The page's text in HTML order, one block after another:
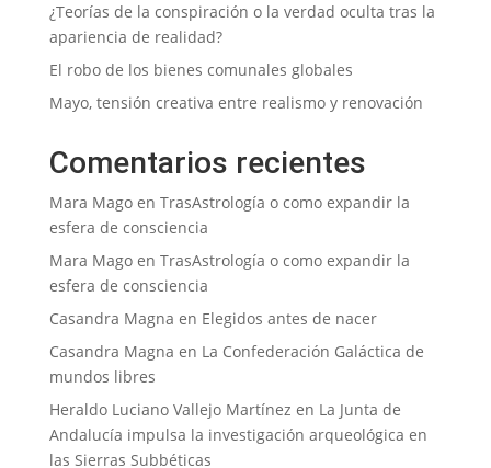
¿Teorías de la conspiración o la verdad oculta tras la
apariencia de realidad?
El robo de los bienes comunales globales
Mayo, tensión creativa entre realismo y renovación
Comentarios recientes
Mara Magoen TrasAstrología o como expandir la
esfera de consciencia
Mara Magoen TrasAstrología o como expandir la
esfera de consciencia
Casandra Magna en Elegidos antes de nacer
Casandra Magna en La Confederación Galáctica de
mundos libres
Heraldo Luciano Vallejo Martínez en La Junta de
Andalucía impulsa la investigación arqueológica en
las Sierras Subbéticas